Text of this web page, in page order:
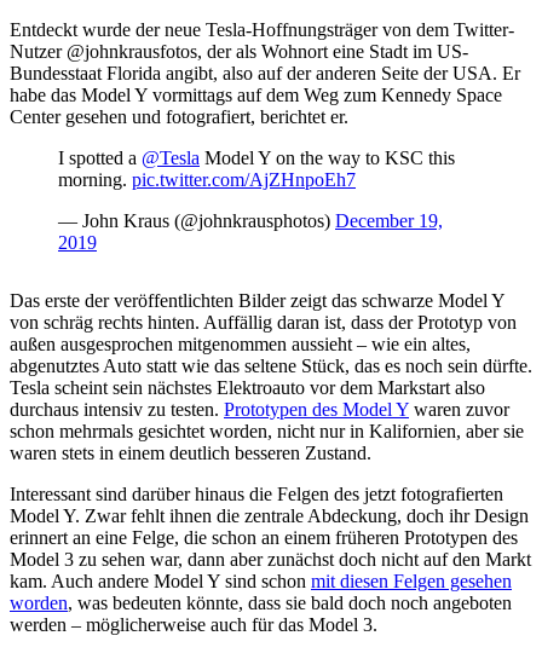
Entdeckt wurde der neue Tesla-Hoffnungsträger von dem Twitter-
Nutzer @johnkrausfotos, der als Wohnort eine Stadt im US-
Bundesstaat Florida angibt, also auf der anderen Seite der USA. Er
habe das Model Y vormittags auf dem Weg zum Kennedy Space
Center gesehen und fotografiert, berichtet er.
I spotted a @Tesla Model Y on the way to KSC this
morning. pic.twitter.com/AjZHnpoEh7
— John Kraus (@johnkrausphotos) December 19,
2019
Das erste der veröffentlichten Bilder zeigt das schwarze Model Y
von schräg rechts hinten. Auffällig daran ist, dass der Prototyp von
außen ausgesprochen mitgenommen aussieht – wie ein altes,
abgenutztes Auto statt wie das seltene Stück, das es noch sein dürfte.
Tesla scheint sein nächstes Elektroauto vor dem Markstart also
durchaus intensiv zu testen. Prototypen des Model Y waren zuvor
schon mehrmals gesichtet worden, nicht nur in Kalifornien, aber sie
waren stets in einem deutlich besseren Zustand.
Interessant sind darüber hinaus die Felgen des jetzt fotografierten
Model Y. Zwar fehlt ihnen die zentrale Abdeckung, doch ihr Design
erinnert an eine Felge, die schon an einem früheren Prototypen des
Model 3 zu sehen war, dann aber zunächst doch nicht auf den Markt
kam. Auch andere Model Y sind schon mit diesen Felgen gesehen
worden, was bedeuten könnte, dass sie bald doch noch angeboten
werden – möglicherweise auch für das Model 3.